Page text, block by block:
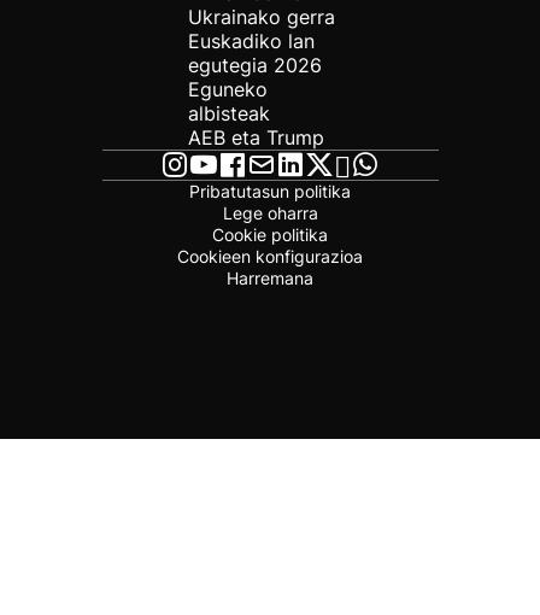
Ukrainako gerra
Euskadiko lan
egutegia 2026
Eguneko
albisteak
AEB eta Trump
Pribatutasun politika
Lege oharra
Cookie politika
Cookieen konfigurazioa
Harremana